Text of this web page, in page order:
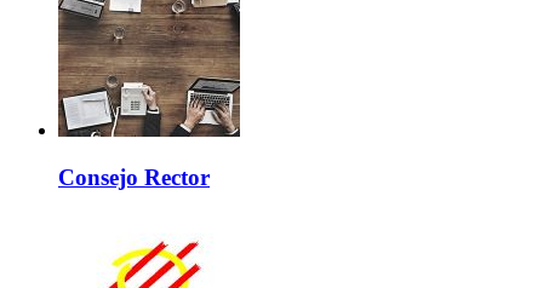
Consejo Rector